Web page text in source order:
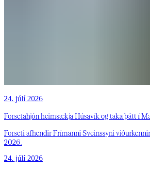
24. júlí 2026
Forsetahjón heimsækja Húsavík og taka þátt í
Forseti afhendir Frímanni Sveinssyni
2026.
24. júlí 2026